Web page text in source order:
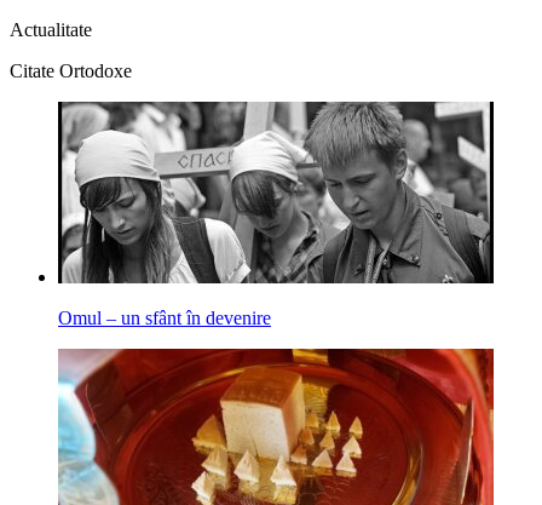
Actualitate
Citate Ortodoxe
Omul – un sfânt în devenire